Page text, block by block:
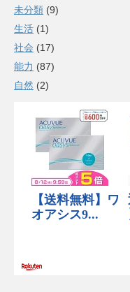
未分類 (9)
生活 (1)
社会 (17)
能力 (87)
自然 (2)